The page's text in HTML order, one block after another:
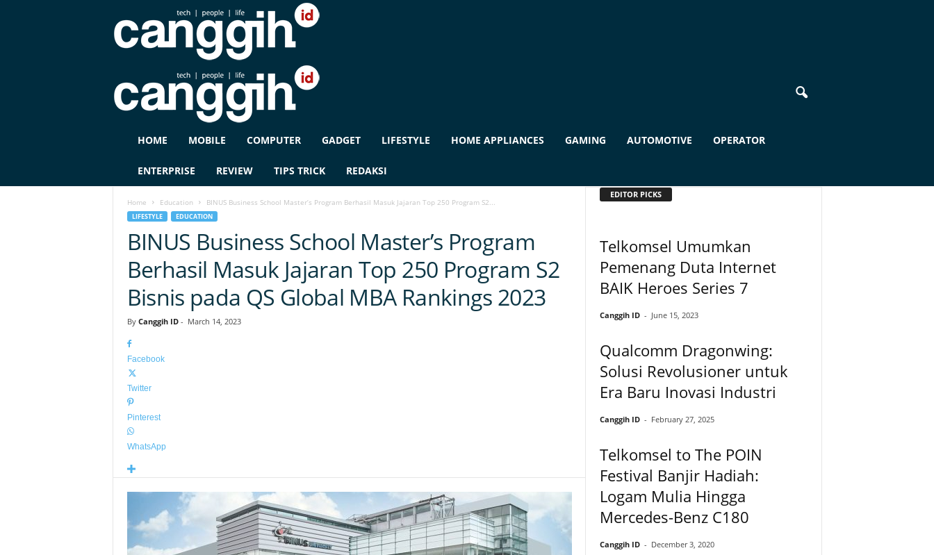
G
HOME MOBILE COMPUTER GADGET LIFESTYLE HOME APPLIANCES GAMING AUTOMOTIVE OPERATOR
ENTERPRISE REVIEW TIPS TRICK REDAKSI
Home Education BINUS Business School Master’s Program Berhasil Masuk Jajaran Top 250 Program S2...
LIFESTYLE EDUCATION
BINUS Business School Master’s Program
Berhasil Masuk Jajaran Top 250 Program S2
Bisnis pada QS Global MBA Rankings 2023
By Canggih ID- March 14, 2023
Facebook
Twitter
Pinterest
WhatsApp
EDITOR PICKS
Telkomsel Umumkan
Pemenang Duta Internet
BAIK Heroes Series 7
Canggih ID - June 15, 2023
Qualcomm Dragonwing:
Solusi Revolusioner untuk
Era Baru Inovasi Industri
Canggih ID - February 27, 2025
Telkomsel to The POIN
Festival Banjir Hadiah:
Logam Mulia Hingga
Mercedes-Benz C180
Canggih ID - December 3, 2020